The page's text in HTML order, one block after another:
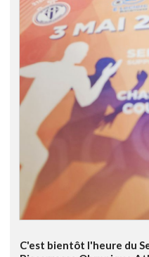
C'est bientôt l'heure du